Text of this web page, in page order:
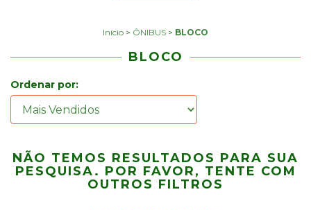
Início > ÔNIBUS > BLOCO
BLOCO
Ordenar por:
NÃO TEMOS RESULTADOS PARA SUA
PESQUISA. POR FAVOR, TENTE COM
OUTROS FILTROS